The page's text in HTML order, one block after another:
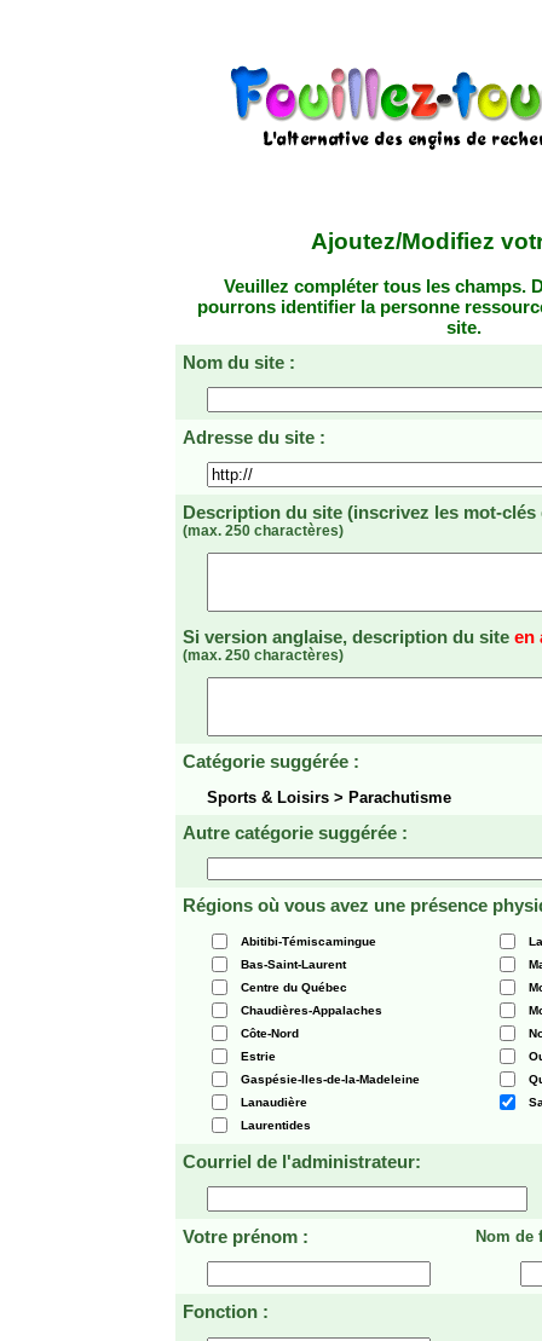
Ajoutez/Modifiez
Veuillez compléter tous les champs.
pourrons identifier la personne
site.
Nom du site :
Adresse du site :
Description du site (inscrivez les mot-
(max. 250 charactères)
Si version anglaise, description du site en
(max. 250 charactères)
Catégorie suggérée :
Sports & Loisirs > Parachutisme
Autre catégorie suggérée :
Régions où vous avez une présence
Abitibi-Témiscamingue
Bas-Saint-Laurent
Centre du Québec
Chaudières-Appalaches
Côte-Nord
Estrie
Gaspésie-Iles-de-la-Madeleine
Lanaudière
Laurentides
Courriel de l'administrateur:
Votre prénom : Nom de
Fonction :